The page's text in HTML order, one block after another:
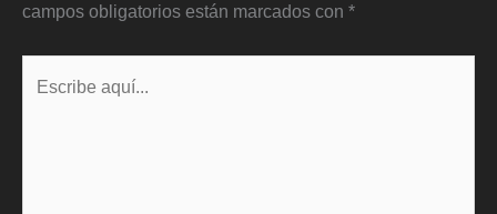
campos obligatorios están marcados con *